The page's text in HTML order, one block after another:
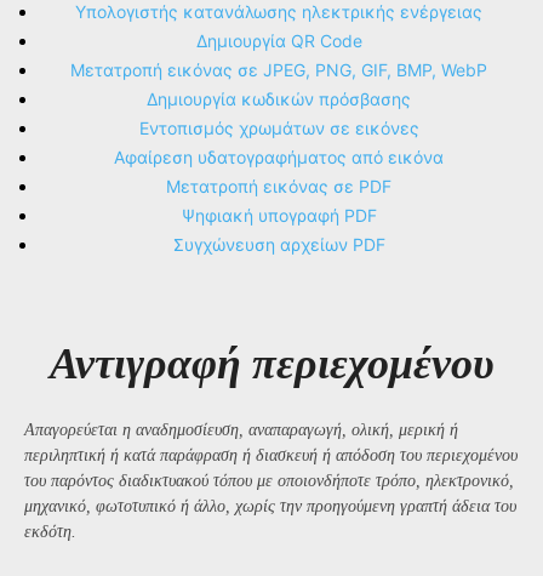
Υπολογιστής κατανάλωσης ηλεκτρικής ενέργειας
Δημιουργία QR Code
Μετατροπή εικόνας σε JPEG, PNG, GIF, BMP, WebP
Δημιουργία κωδικών πρόσβασης
Εντοπισμός χρωμάτων σε εικόνες
Αφαίρεση υδατογραφήματος από εικόνα
Μετατροπή εικόνας σε PDF
Ψηφιακή υπογραφή PDF
Συγχώνευση αρχείων PDF
Αντιγραφή περιεχομένου
Απαγορεύεται η αναδημοσίευση, αναπαραγωγή, ολική, μερική ή
περιληπτική ή κατά παράφραση ή διασκευή ή απόδοση του περιεχομένου
του παρόντος διαδικτυακού τόπου με οποιονδήποτε τρόπο, ηλεκτρονικό,
μηχανικό, φωτοτυπικό ή άλλο, χωρίς την προηγούμενη γραπτή άδεια του
εκδότη.